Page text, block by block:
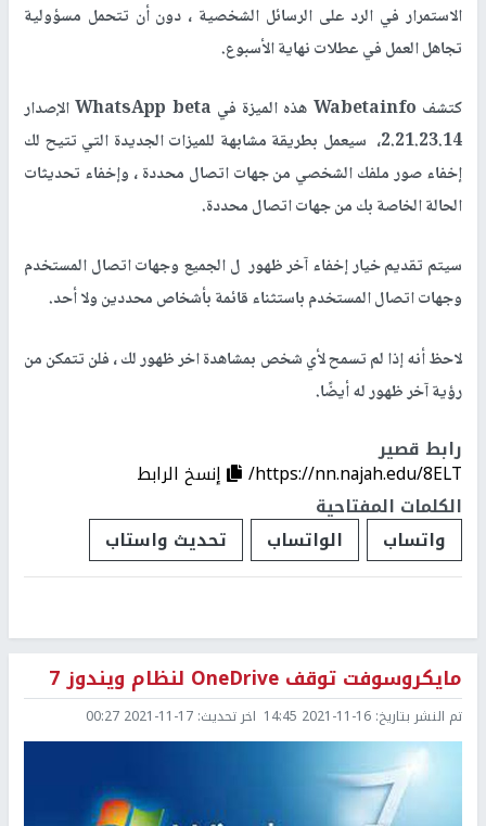
الاستمرار في الرد على الرسائل الشخصية ، دون أن تتحمل مسؤولية
تجاهل العمل في عطلات نهاية الأسبوع.
كتشف Wabetainfo هذه الميزة في WhatsApp beta الإصدار
2.21.23.14، سيعمل بطريقة مشابهة للميزات الجديدة التي تتيح لك
إخفاء صور ملفك الشخصي من جهات اتصال محددة ، وإخفاء تحديثات
الحالة الخاصة بك من جهات اتصال محددة.
سيتم تقديم خيار إخفاء آخر ظهور ل الجميع وجهات اتصال المستخدم
وجهات اتصال المستخدم باستثناء قائمة بأشخاص محددين ولا أحد.
لاحظ أنه إذا لم تسمح لأي شخص بمشاهدة اخر ظهور لك ، فلن تتمكن من
رؤية آخر ظهور له أيضًا.
رابط قصير
https://nn.najah.edu/8ELT/
إنسخ الرابط
الكلمات المفتاحية
واتساب
الواتساب تحديث واستاب
مايكروسوفت توقف OneDrive لنظام ويندوز 7
تم النشر بتاريخ: 2021-11-16 14:45 اخر تحديث: 2021-11-17 00:27